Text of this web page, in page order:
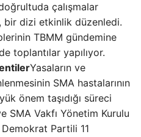
çalışmalar
bir dizi etkinlik düzenledi.
TBMM gündemine
toplantılar yapılıyor.
Yasaların ve
SMA hastalarının
önem taşıdığı süreci
SMA Vakfı Yönetim Kurulu
Partili 11